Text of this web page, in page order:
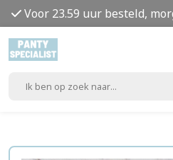
Voor 23.59 uur besteld,